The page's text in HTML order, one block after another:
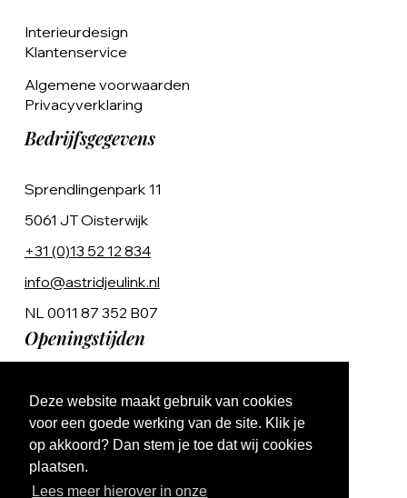
Deze website maakt gebruik van cookies
voor een goede werking van de site. Klik je
op akkoord? Dan stem je toe dat wij cookies
plaatsen.
Lees meer hierover in onze
Interieurdesign
Klantenservice
Algemene voorwaarden
Privacyverklaring
Bedrijfsgegevens
Sprendlingenpark 11
5061 JT Oisterwijk
+31 (0)13 52 12 834
info@astridjeulink.nl
NL 0011 87 352 B07
Openingstijden
Ma t/m Vr 9:00 - 17:00